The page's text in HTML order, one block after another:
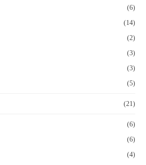
(6)
(14)
(2)
(3)
(3)
(5)
(21)
(6)
(6)
(4)